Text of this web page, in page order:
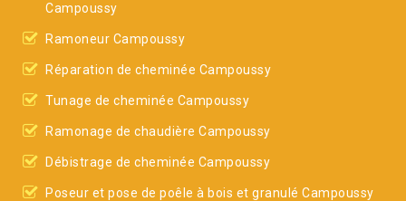
Campoussy
Ramoneur Campoussy
Réparation de cheminée Campoussy
Tunage de cheminée Campoussy
Ramonage de chaudière Campoussy
Débistrage de cheminée Campoussy
Poseur et pose de poêle à bois et granulé Campoussy